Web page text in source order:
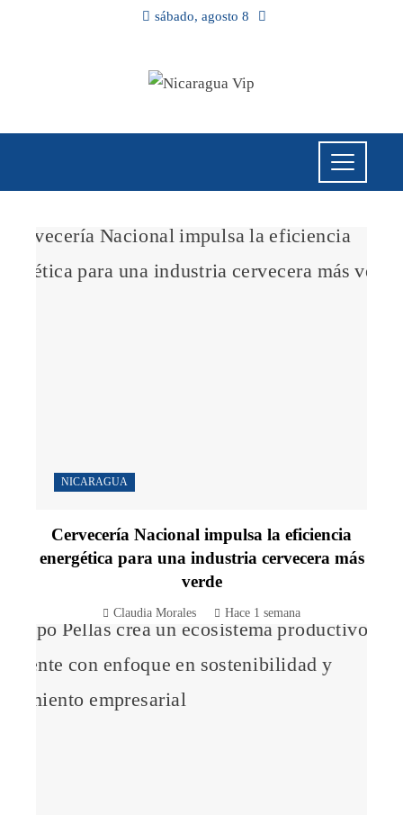
sábado, agosto 8
NICARAGUA
Cervecería Nacional impulsa la eficiencia
energética para una industria cervecera más
verde
Claudia Morales Hace 1 semana